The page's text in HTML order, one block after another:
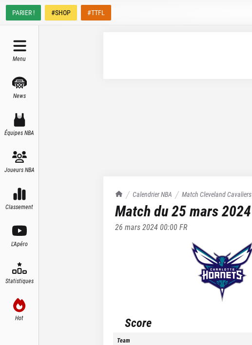
PARIER ! #SHOP #TTFL
Menu
News
Équipes NBA
Joueurs NBA
Classement
L'Apéro
Statistiques
Hot
TrashTalk Actu NBA
Calendrier NBA Match Cleveland Cavaliers
Match du25 mars 2024
26 mars 2024 00:00FR
Score
Team